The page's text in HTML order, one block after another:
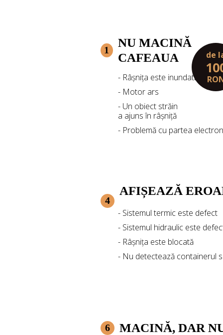
1
NU MACINĂ
CAFEAUA
- Râșnița este inundată
- Motor ars
- Un obiect străin
a ajuns în râșniță
- Problemă cu partea
de
4
AFIȘEAZĂ
- Sistemul termic este defect
- Sistemul hidraulic este
- Râșnița este blocată
- Nu detectează containerul
6 MACINĂ, DAR